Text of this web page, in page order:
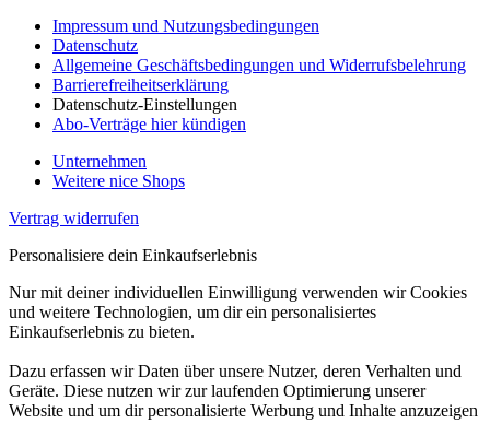
Impressum und Nutzungsbedingungen
Datenschutz
Allgemeine Geschäftsbedingungen und Widerrufsbelehrung
Barrierefreiheitserklärung
Datenschutz-Einstellungen
Abo-Verträge hier kündigen
Unternehmen
Weitere nice Shops
Vertrag widerrufen
Personalisiere dein Einkaufserlebnis
Nur mit deiner individuellen Einwilligung verwenden wir Cookies
und weitere Technologien, um dir ein personalisiertes
Einkaufserlebnis zu bieten.
Dazu erfassen wir Daten über unsere Nutzer, deren Verhalten und
Geräte. Diese nutzen wir zur laufenden Optimierung unserer
Website und um dir personalisierte Werbung und Inhalte anzuzeigen